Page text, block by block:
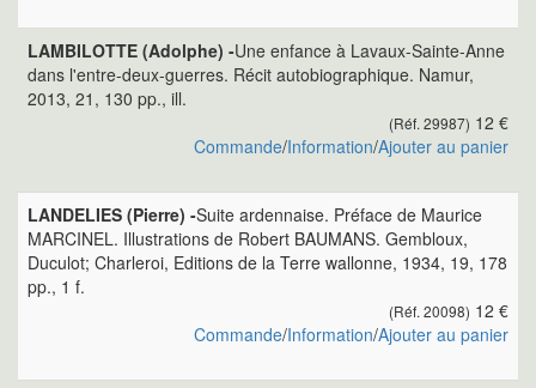
LAMBILOTTE (Adolphe) -Une enfance à Lavaux-Sainte-Anne
dans l'entre-deux-guerres. Récit autobiographique. Namur,
2013, 21, 130 pp., ill.
(Réf. 29987) 12 €
Commande/Information/Ajouter au panier
LANDELIES (Pierre) -Suite ardennaise. Préface de Maurice
MARCINEL. Illustrations de Robert BAUMANS. Gembloux,
Duculot; Charleroi, Editions de la Terre wallonne, 1934, 19, 178
pp., 1 f.
(Réf. 20098) 12 €
Commande/Information/Ajouter au panier